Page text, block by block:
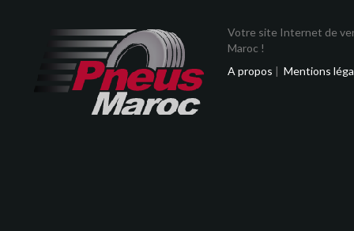
Votre site Internet de
Maroc !
A propos | Mentions